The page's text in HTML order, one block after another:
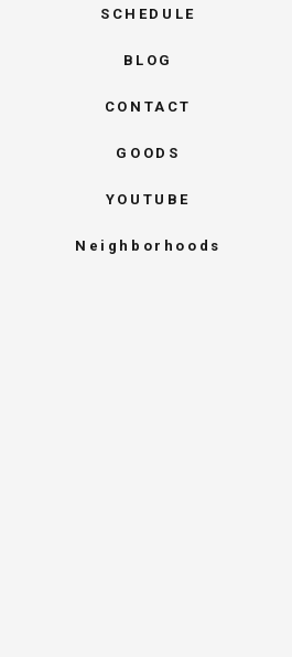
SCHEDULE
BLOG
CONTACT
GOODS
YOUTUBE
Neighborhoods